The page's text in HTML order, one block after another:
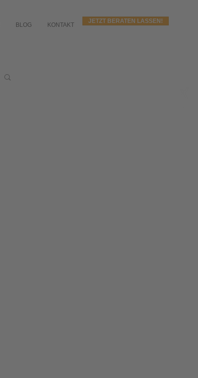
BLOG KONTAKT
JETZT BERATEN LASSEN!